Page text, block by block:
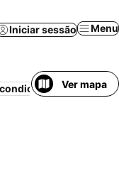
Iniciar sessão Menu
Resort
Ver mapa